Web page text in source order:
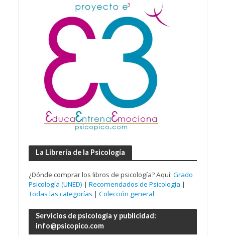
La Librería de la Psicología
¿Dónde comprar los libros de psicología? Aquí: Grado
Psicología (UNED) | Recomendados de Psicología |
Todas las categorías | Colección general
Servicios de psicología y publicidad:
info@psicopico.com